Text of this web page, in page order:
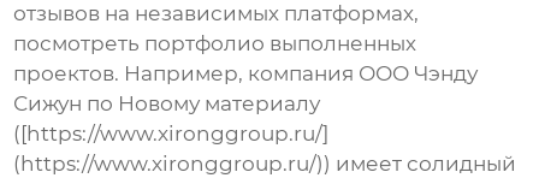
отзывов на независимых платформах,
посмотреть портфолио выполненных
проектов. Например, компания ООО Чэнду
Сижун по Новому материалу
([https://www.xironggroup.ru/]
(https://www.xironggroup.ru/)) имеет солидный